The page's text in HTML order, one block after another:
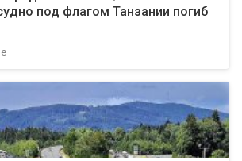
под флагом Танзании погиб